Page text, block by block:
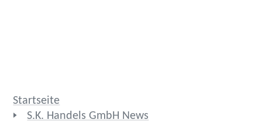
Startseite
S.K. Handels GmbH News